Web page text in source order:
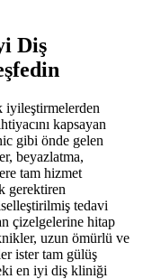
Diş
kapsayan
gibi önde gelen
beyazlatma,
tam hizmet
gerektiren
tedavi
çizelgelerine hitap
uzun ömürlü ve
ister tam gülüş
en iyi diş kliniği